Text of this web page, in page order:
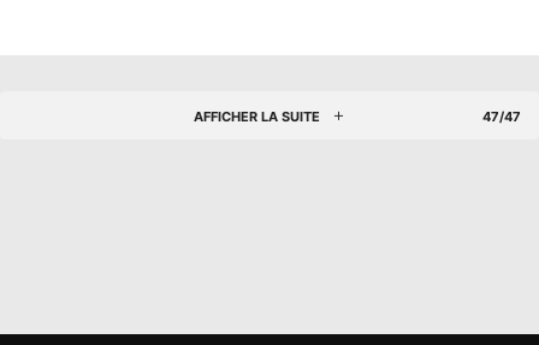
AFFICHER LA SUITE 47/47